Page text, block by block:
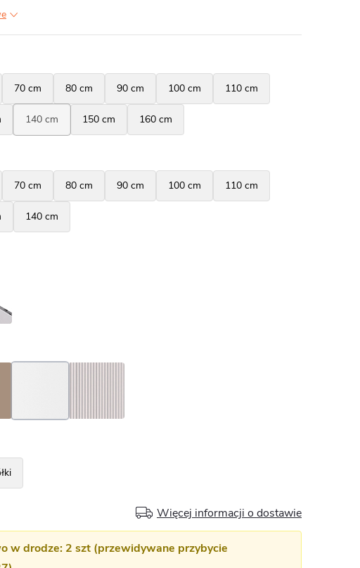
Więcej informacji o dostawie
w drodze: 2 szt (przewidywane przybycie